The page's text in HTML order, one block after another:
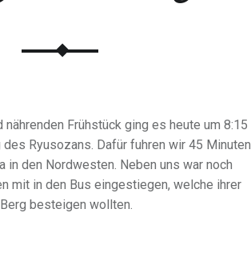
nährenden Frühstück ging es heute um 8:15
Ryusozans. Dafür fuhren wir 45 Minuten
in den Nordwesten. Neben uns war noch
mit in den Bus eingestiegen, welche ihrer
besteigen wollten.